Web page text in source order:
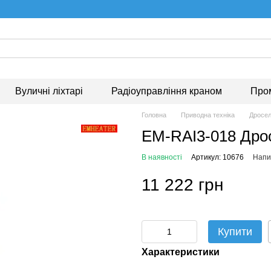
Вуличні ліхтарі Радіоуправління краном
Головна Приводна техніка
EM-RAI3-018
В наявності Артикул: 10676
11 222 грн
Купити
Характеристики